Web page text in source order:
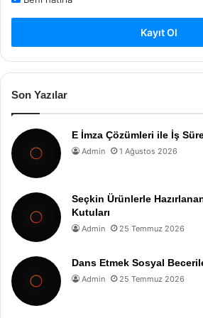
Kayıt Ol
Son Yazılar
E İmza Çözümleri ile İş
Admin 1 Ağustos 2026
Seçkin Ürünlerle
Kutuları
Admin 25 Temmuz 2026
Dans Etmek Sosyal
Admin 25 Temmuz 2026